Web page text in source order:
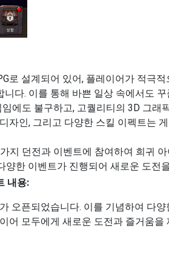
로 설계되어 있어, 플레이어가 적극
다. 이를 통해 바쁜 일상 속에서도
에도 불구하고, 고퀄리티의 3D 그래
자인, 그리고 다양한 스킬 이펙트는
지 던전과 이벤트에 참여하여 희귀
양한 이벤트가 진행되어 새로운 도전
내용:
오픈되었습니다. 이를 기념하여 다
어 모두에게 새로운 도전과 즐거움을